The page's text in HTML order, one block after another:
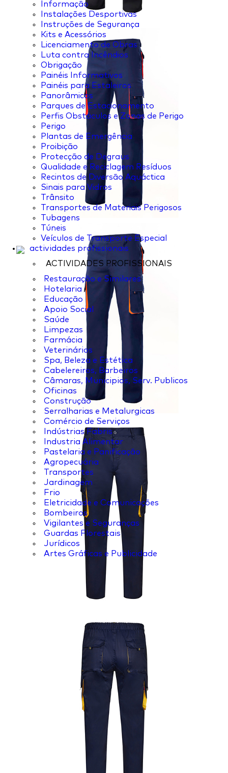
Informação
Instalações Desportivas
Instruções de Segurança
Kits e Acessórios
Licenciamento de Obras
Luta contra Incêndios
Obrigação
Painéis Informativos
Painéis para Estaleiros
Panorâmicos
Parques de Estacionamento
Perfis Obstáculos e Zonas de Perigo
Perigo
Plantas de Emergência
Proibição
Protecção de Degraus
Qualidade e Reciclagem Resíduos
Recintos de Diversão Aquáctica
Sinais para Vidros
Trânsito
Transportes de Materiais Perigosos
Tubagens
Túneis
Veículos de Transporte Especial
actividades profissionais
ACTIVIDADES PROFISSIONAIS
Restauração e Similares
Hotelaria
Educação
Apoio Social
Saúde
Limpezas
Farmácia
Veterinários
Spa, Beleza e Estética
Cabelereiros, Barbeiros
Câmaras, Municipios, Serv. Publicos
Oficinas
Construção
Serralharias e Metalurgicas
Comércio de Serviços
Indústrias Fabris
Industria Alimentar
Pastelaria e Panificação
Agropecuária
Transportes
Jardinagem
Frio
Eletricidade e Comunicações
Bombeiros
Vigilantes e Seguranças
Guardas Florestais
Jurídicos
Artes Gráficas e Publicidade